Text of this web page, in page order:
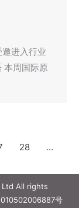
进入行业
本周国际原
28
…
All rights
号